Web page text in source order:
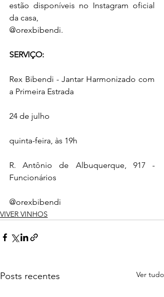
estão disponíveis no Instagram oficial
da casa,
@orexbibendi.
SERVIÇO:
Rex Bibendi - Jantar Harmonizado com
a Primeira Estrada
24 de julho
quinta-feira, às 19h
R. Antônio de Albuquerque, 917 -
Funcionários
@orexbibendi
VIVER VINHOS
Posts recentes Ver tudo